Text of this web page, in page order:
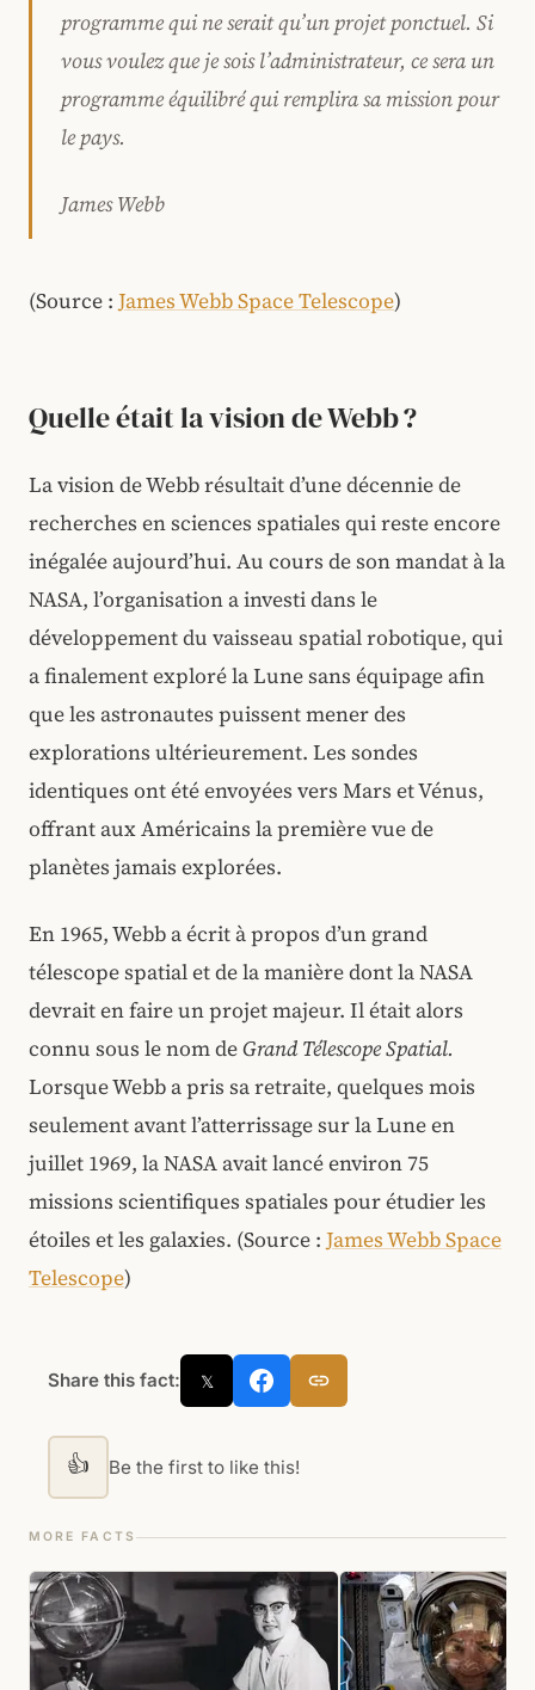
programme qui ne serait qu’un projet ponctuel. Si
vous voulez que je sois l’administrateur, ce sera un
programme équilibré qui remplira sa mission pour
le pays.
James Webb
(Source : James Webb Space Telescope)
Quelle était la vision de Webb ?
La vision de Webb résultait d’une décennie de
recherches en sciences spatiales qui reste encore
inégalée aujourd’hui. Au cours de son mandat à la
NASA, l’organisation a investi dans le
développement du vaisseau spatial robotique, qui
a finalement exploré la Lune sans équipage afin
que les astronautes puissent mener des
explorations ultérieurement. Les sondes
identiques ont été envoyées vers Mars et Vénus,
offrant aux Américains la première vue de
planètes jamais explorées.
En 1965, Webb a écrit à propos d’un grand
télescope spatial et de la manière dont la NASA
devrait en faire un projet majeur. Il était alors
connu sous le nom deGrand Télescope Spatial.
Lorsque Webb a pris sa retraite, quelques mois
seulement avant l’atterrissage sur la Lune en
juillet 1969, la NASA avait lancé environ 75
missions scientifiques spatiales pour étudier les
étoiles et les galaxies. (Source : James Webb Space
Telescope)
Share this fact: 𝕏
👍 Be the first to like this!
MORE FACTS